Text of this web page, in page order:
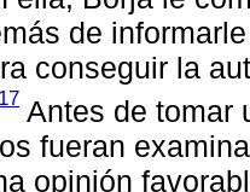
de
conseguir la
17 Antes de tomar
fueran
opinión